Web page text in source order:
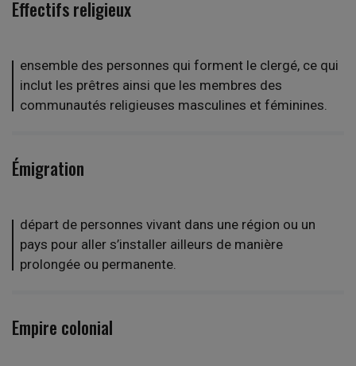
Effectifs religieux
ensemble des personnes qui forment le clergé, ce qui
inclut les prêtres ainsi que les membres des
communautés religieuses masculines et féminines.
Émigration
départ de personnes vivant dans une région ou un
pays pour aller s’installer ailleurs de manière
prolongée ou permanente.
Empire colonial